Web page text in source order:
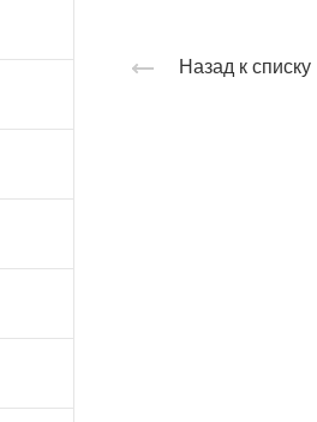
Назад к списку